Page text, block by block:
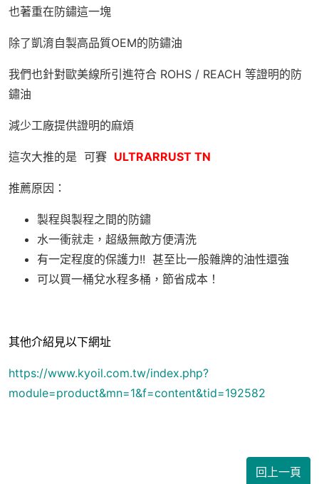
也著重在防鏽這一塊
除了凱淯自製高品質OEM的防鏽油
我們也針對歐美線所引進符合 ROHS / REACH 等證明的防
鏽油
減少工廠提供證明的麻煩
這次大推的是 可賽 ULTRARRUST TN
推薦原因：
製程與製程之間的防鏽
水一衝就走，超級無敵方便清洗
有一定程度的保護力!! 甚至比一般雜牌的油性還強
可以買一桶兌水程多桶，節省成本！
其他介紹見以下網址
https://www.kyoil.com.tw/index.php?
module=product&mn=1&f=content&tid=192582
回上一頁